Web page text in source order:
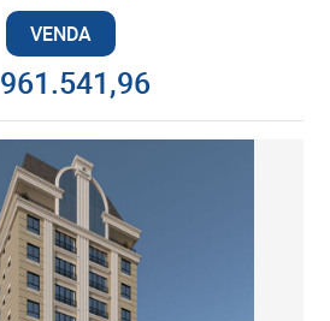
VENDA
961.541,96